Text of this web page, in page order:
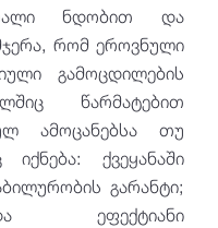
ნდობით და
რომ ეროვნული
გამოცდილების
წარმატებით
ამოცანებსა თუ
ქვეყანაში
გარანტი;
ეფექტიანი